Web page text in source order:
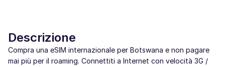
Descrizione
Compra una eSIM internazionale per Botswana e non pagare
mai più per il roaming. Connettiti a Internet con velocità 3G /